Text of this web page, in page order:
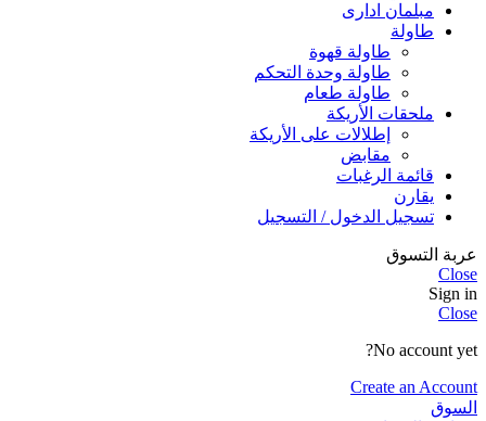
مبلمان اداری
طاولة
طاولة قهوة
طاولة وحدة التحكم
طاولة طعام
ملحقات الأريكة
إطلالات على الأريكة
مقابض
قائمة الرغبات
يقارن
تسجيل الدخول / التسجيل
عربة التسوق
Close
Sign in
Close
No account yet?
Create an Account
السوق